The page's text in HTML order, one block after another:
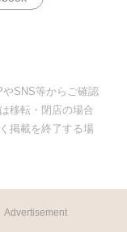
SNS等からご確認
移転・閉店の場合
掲載を終了する場
Advertisement